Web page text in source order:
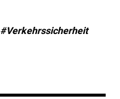
#Verkehrssicherheit